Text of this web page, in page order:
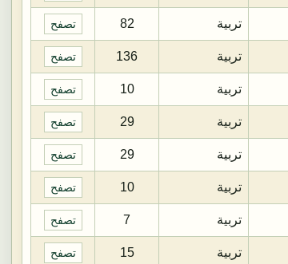
تربية 82 تصفح
تربية 136 تصفح
تربية 10 تصفح
تربية 29 تصفح
تربية 29 تصفح
تربية 10 تصفح
تربية 7 تصفح
تربية 15 تصفح